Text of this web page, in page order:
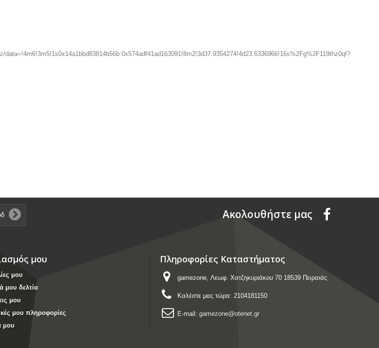
Aκολουθήστε μας
μου
μου
μου δελτία
μου
μου πληροφορίες
μου
Πληροφορίες Καταστήματος
gamezone, Λεωφ. Χατζηκυριάκου 70 18539 Πειραιάς
Καλέστε μας τώρα: 2104181150
E-mail: gamezone@otenet.gr